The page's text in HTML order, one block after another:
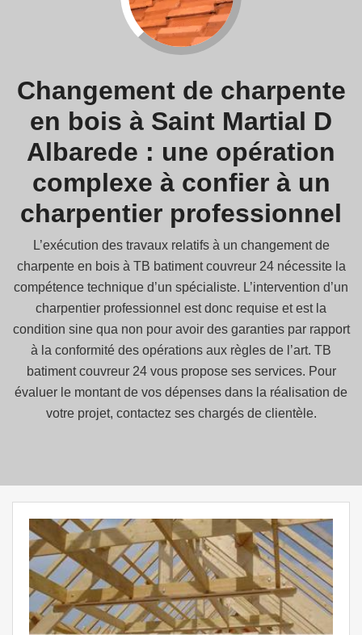
Changement de charpente
en bois à Saint Martial D
Albarede : une opération
complexe à confier à un
charpentier professionnel
L’exécution des travaux relatifs à un changement de
charpente en bois à TB batiment couvreur 24 nécessite la
compétence technique d’un spécialiste. L’intervention d’un
charpentier professionnel est donc requise et est la
condition sine qua non pour avoir des garanties par rapport
à la conformité des opérations aux règles de l’art. TB
batiment couvreur 24 vous propose ses services. Pour
évaluer le montant de vos dépenses dans la réalisation de
votre projet, contactez ses chargés de clientèle.